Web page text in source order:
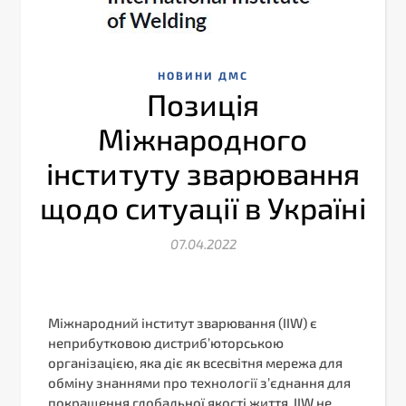
НОВИНИ ДМС
Позиція
Міжнародного
інституту зварювання
щодо ситуації в Україні
07.04.2022
Міжнародний інститут зварювання (IIW) є
неприбутковою дистриб’юторською
організацією, яка діє як всесвітня мережа для
обміну знаннями про технології з’єднання для
покращення глобальної якості життя. IIW не